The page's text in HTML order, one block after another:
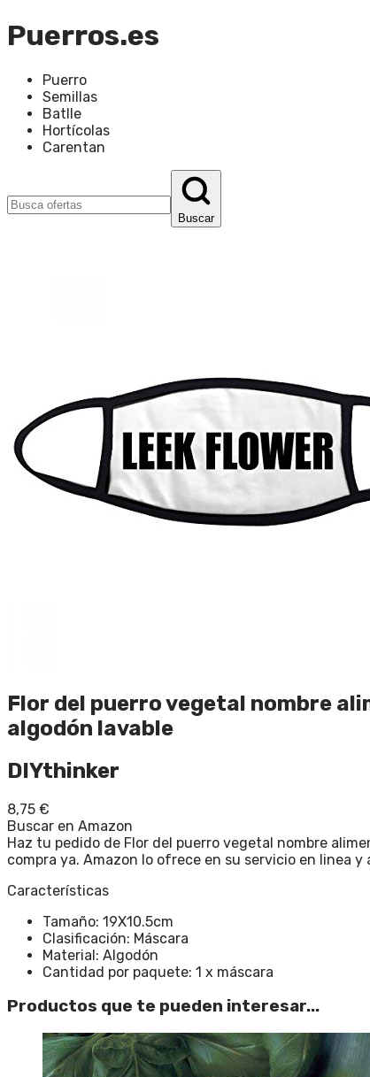
Puerros.es
Puerro
Semillas
Batlle
Hortícolas
Carentan
Buscar
Flor del puerro vegetal nombre
algodón lavable
DIYthinker
8,75 €
Buscar en Amazon
Haz tu pedido de Flor del puerro vegetal nombre
compra ya. Amazon lo ofrece en su servicio en linea
Características
Tamaño: 19X10.5cm
Clasificación: Máscara
Material: Algodón
Cantidad por paquete: 1 x máscara
Productos que te pueden interesar...